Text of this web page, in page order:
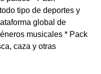
tipo de deportes y
global de
musicales * Pack
caza y otras